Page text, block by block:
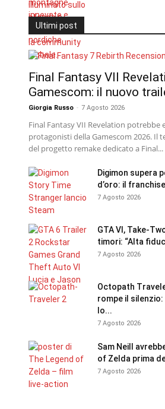
Ultimi post
Final Fantasy VII
Gamescom: il nuovo
Giorgia Russo - 7 Agosto 2026
Final Fantasy VII Revelation potrebbe
protagonisti della Gamescom 2026. Il
del progetto remake dedicato a Final...
Digimon supera
d’oro: il
7 Agosto 2026
GTA VI, Take-
timori: “Alta
7 Agosto 2026
Octopath
rompe il
lo...
7 Agosto 2026
Sam Neill
of Zelda prima
7 Agosto 2026